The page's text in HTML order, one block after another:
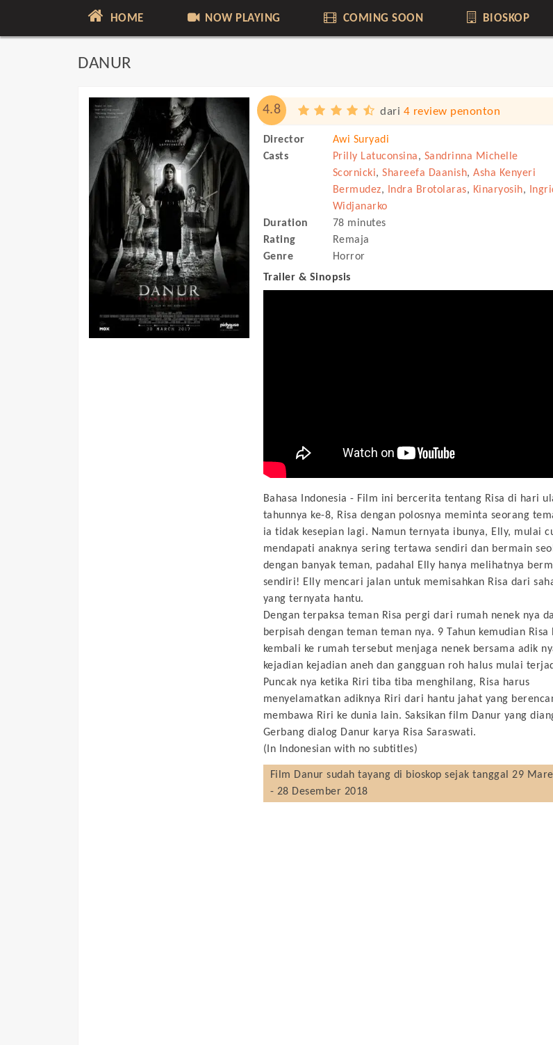
HOME NOW PLAYING COMING SOON BIOSKOP
DANUR
4.8 dari 4 review penonton
Director
Awi Suryadi
Casts
Prilly Latuconsina, Sandrinna Michelle
Scornicki, Shareefa Daanish, Asha Kenyeri
Bermudez, Indra Brotolaras, Kinaryosih,
Widjanarko
Duration
78 minutes
Rating
Remaja
Genre
Horror
Trailer & Sinopsis
Bahasa Indonesia - Film ini bercerita tentang Risa di hari
tahunnya ke-8, Risa dengan polosnya meminta seorang
ia tidak kesepian lagi. Namun ternyata ibunya, Elly, mulai
mendapati anaknya sering tertawa sendiri dan bermain
dengan banyak teman, padahal Elly hanya melihatnya
sendiri! Elly mencari jalan untuk memisahkan Risa dari
yang ternyata hantu.
Dengan terpaksa teman Risa pergi dari rumah nenek nya
berpisah dengan teman teman nya. 9 Tahun kemudian Risa
kembali ke rumah tersebut menjaga nenek bersama adik
kejadian kejadian aneh dan gangguan roh halus mulai
Puncak nya ketika Riri tiba tiba menghilang, Risa harus
menyelamatkan adiknya Riri dari hantu jahat yang
membawa Riri ke dunia lain. Saksikan film Danur yang
Gerbang dialog Danur karya Risa Saraswati.
(In Indonesian with no subtitles)
Film Danur sudah tayang di bioskop sejak tanggal 29
- 28 Desember 2018